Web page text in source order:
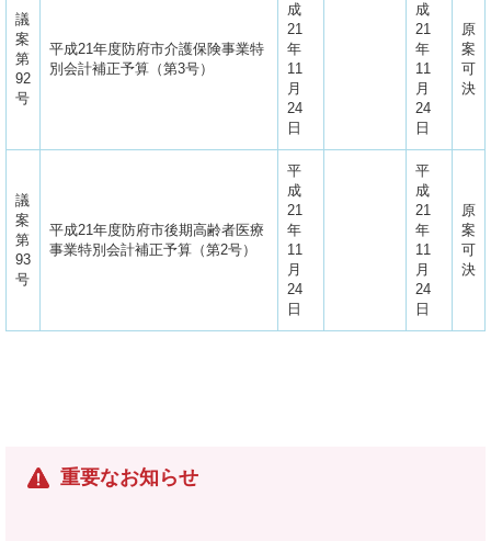
議
案
第
92
号
平成21年度防府市介護保険事業特
別会計補正予算（第3号）
成
21
年
11
月
24
日
成
21
年
11
月
24
日
原
案
可
決
議
案
第
93
号
平成21年度防府市後期高齢者医療
事業特別会計補正予算（第2号）
平
成
21
年
11
月
24
日
平
成
21
年
11
月
24
日
原
案
可
決
重要なお知らせ